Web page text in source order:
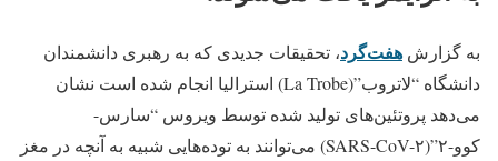
به گزارش هفت‌گرد، تحقیقات جدیدی که به رهبری دانشمندان
دانشگاه “لاتروب”(La Trobe) استرالیا انجام شده است نشان
می‌دهد پروتئین‌های تولید شده توسط ویروس “سارس-
کوو-۲”(SARS-CoV-۲) می‌توانند به توده‌هایی شبیه به آنچه در مغز